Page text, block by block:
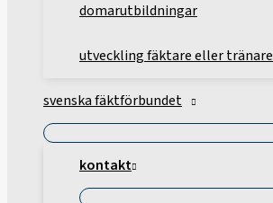
domarutbildningar
utveckling fäktare eller tränare
svenska fäktförbundet
kontakt